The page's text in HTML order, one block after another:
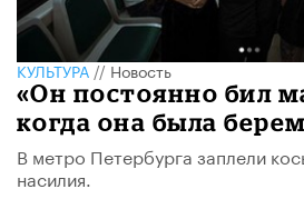
КУЛЬТУРА//Новость
«Он постоянно бил
когда она была
В метро Петербурга заплели
насилия.